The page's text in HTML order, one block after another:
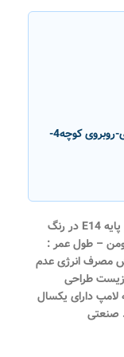
خیابان قاآنی شمالی-خیابان منوچهری-روبروی کوچه4-
برند فرنام پایه E14 در رنگ
مهتابی . آفتابی میزان روشنایی : 595 لومن – طول عمر :
200 درجه – کاهش مصرف انرژی عدم
زیست طراحی
دارای یکسال
صنعتی